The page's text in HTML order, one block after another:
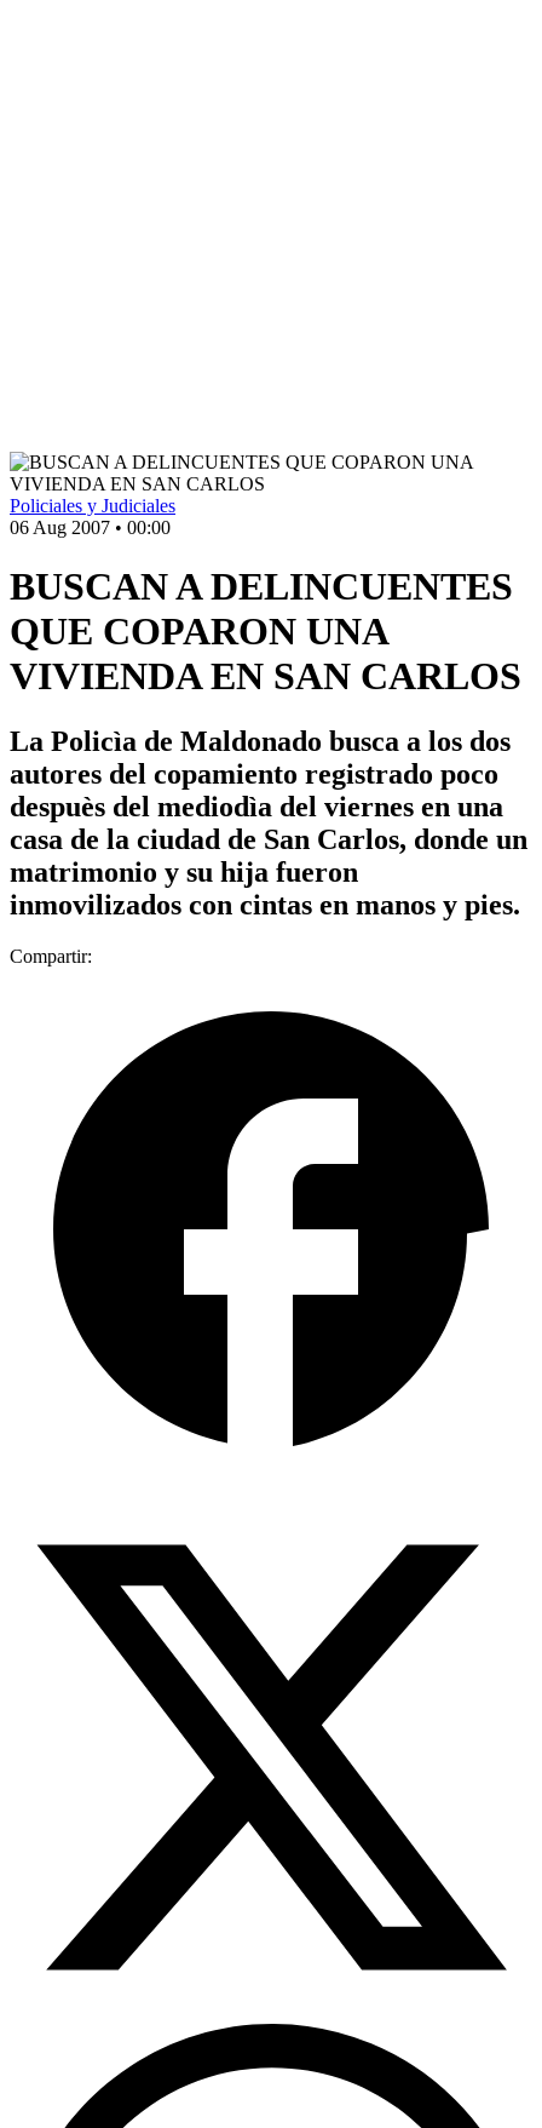
Policiales y Judiciales
06 Aug 2007 • 00:00
BUSCAN A DELINCUENTES
QUE COPARON UNA
VIVIENDA EN SAN CARLOS
La Policìa de Maldonado busca a los dos
autores del copamiento registrado poco
despuès del mediodìa del viernes en una
casa de la ciudad de San Carlos, donde un
matrimonio y su hija fueron
inmovilizados con cintas en manos y pies.
Compartir: